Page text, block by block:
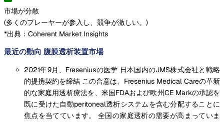
市場が分散
(多くのプレーヤーが参入し、競争が激しい。 )
*出典：Coherent Market Insights
最近の動向 腹膜透析装置市場
2021年9月、Freseniusの医学 日本国内のJMS株式会社と戦略
的提携契約を締結 この合意は、Fresenius Medical Careの革新
的な家庭用透析療法を、米国FDAおよび欧州CE Markの承認を
既に受けた自動peritoneal透析システムを含む分配することに
焦点を当てています。 全国の家庭透析の需要が高まっていま